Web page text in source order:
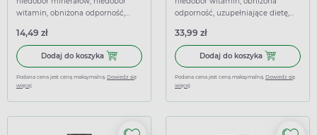
witamin, obniżona odporność,
14,49 zł
Dodaj do koszyka Dodaj do koszyka Rutinacea Junior, tabletki do ssania, 20
Podana cena jest ceną maksymalną. Dowiedz się
więcej
odporność, uzupełniające dietę,
33,99 zł
Dodaj do koszyka Dodaj do
Podana cena jest ceną maksymalną. Dowiedz się
więcej